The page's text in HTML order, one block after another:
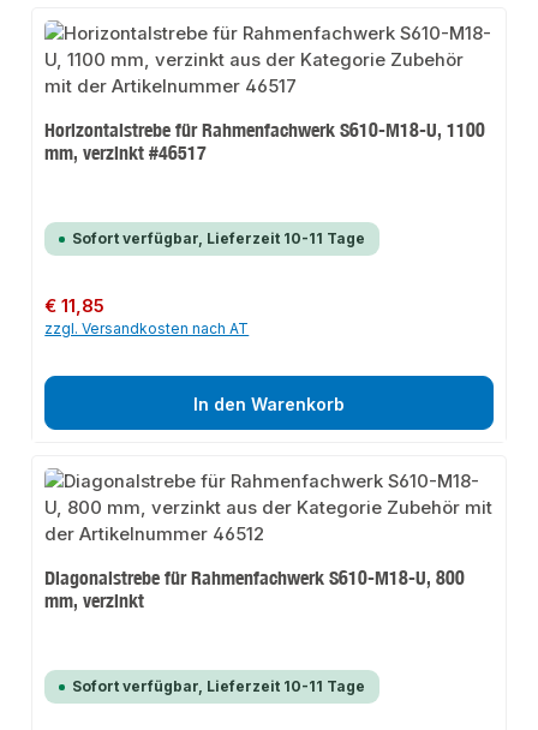
Horizontalstrebe für Rahmenfachwerk S610-M18-U, 1100
mm, verzinkt #46517
Sofort verfügbar, Lieferzeit 10-11 Tage
Regulärer Preis:
€ 11,85
zzgl. Versandkosten nach AT
In den Warenkorb
Diagonalstrebe für Rahmenfachwerk S610-M18-U, 800
mm, verzinkt
Sofort verfügbar, Lieferzeit 10-11 Tage